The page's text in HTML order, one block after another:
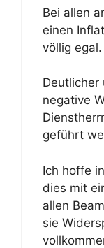
Bei allen
einen
völlig egal.
Deutlicher
negative
geführt
Ich hoffe
dies mit
allen
sie